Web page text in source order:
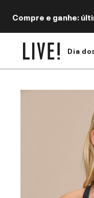
Compre e ganhe:
Dia